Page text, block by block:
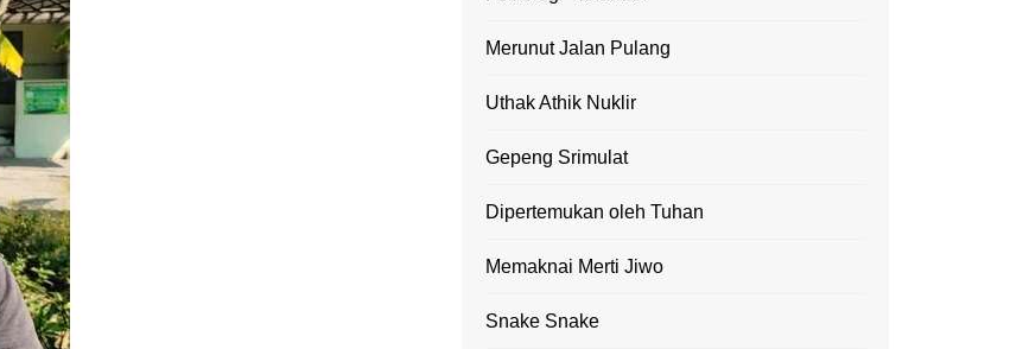
Merunut Jalan Pulang
Uthak Athik Nuklir
Gepeng Srimulat
Dipertemukan oleh Tuhan
Memaknai Merti Jiwo
Snake Snake